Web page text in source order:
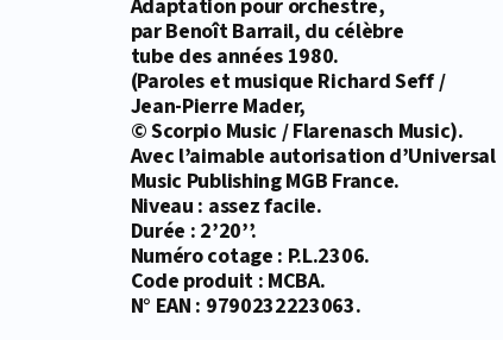
Adaptation pour orchestre,
par Benoît Barrail, du célèbre
tube des années 1980.
(Paroles et musique Richard Seff /
Jean-Pierre Mader,
© Scorpio Music / Flarenasch Music).
Avec l’aimable autorisation d’Universal
Music Publishing MGB France.
Niveau : assez facile.
Durée : 2’20’’.
Numéro cotage : P.L.2306.
Code produit : MCBA.
N° EAN : 9790232223063.